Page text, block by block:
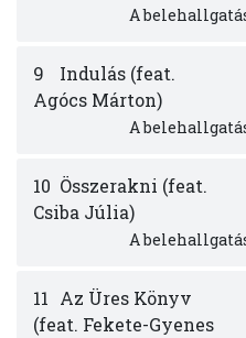
A
9
Indulás (feat.
Agócs Márton)
A
10 Összerakni (feat.
Csiba Júlia)
A
11
Az Üres Könyv
(feat. Fekete-Gyenes